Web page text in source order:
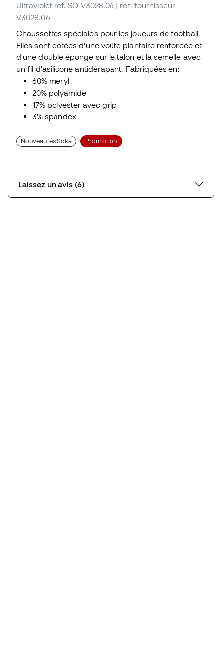
Ultraviolet ref. SO_V3028.06 | réf. fournisseur
V3028.06
Chaussettes spéciales pour les joueurs de football.
Elles sont dotées d'une voûte plantaire renforcée et
d'une double éponge sur le talon et la semelle avec
un fil d'asilicone antidérapant. Fabriquées en:
60% meryl
20% polyamide
17% polyester avec grip
3% spandex
Nouveautés Soka Promotion
Laissez un avis (6)